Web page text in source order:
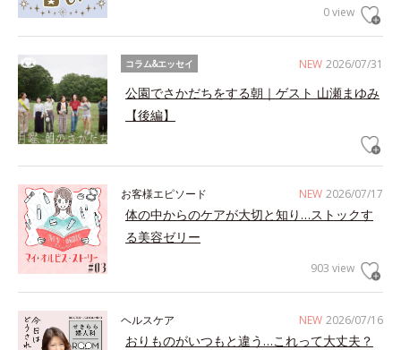
0 view
NEW 2026/07/31
コラム&エッセイ
公園でさかだちをする朝｜ゲスト 山瀬まゆみ
【後編】
NEW 2026/07/17
お客様エピソード
体の中からのケアが大切と知り…ストックす
る美容ゼリー
903 view
NEW 2026/07/16
ヘルスケア
おりものがいつもと違う…これって大丈夫？